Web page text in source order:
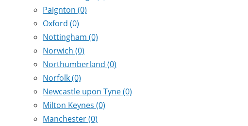
Paignton (0)
Oxford (0)
Nottingham (0)
Norwich (0)
Northumberland (0)
Norfolk(0)
Newcastle upon Tyne(0)
Milton Keynes (0)
Manchester(0)